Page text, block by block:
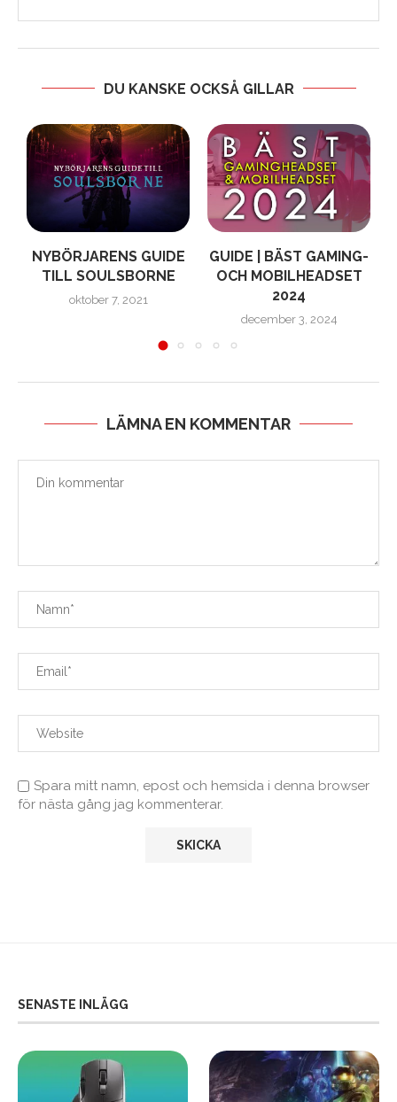
DU KANSKE OCKSÅ GILLAR
NYBÖRJARENS GUIDE
TILL SOULSBORNE
oktober 7, 2021
GUIDE | BÄST GAMING-
OCH MOBILHEADSET
2024
december 3, 2024
LÄMNA EN KOMMENTAR
Spara mitt namn, epost och hemsida i denna browser
för nästa gång jag kommenterar.
SENASTE INLÄGG